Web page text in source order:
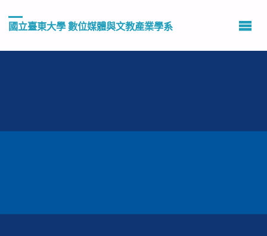
國立臺東大學 數位媒體與文教產業學系